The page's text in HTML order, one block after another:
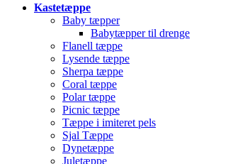
Kastetæppe
Baby tæpper
Babytæpper til drenge
Flanell tæppe
Lysende tæppe
Sherpa tæppe
Coral tæppe
Polar tæppe
Picnic tæppe
Tæppe i imiteret pels
Sjal Tæppe
Dynetæppe
Juletæppe